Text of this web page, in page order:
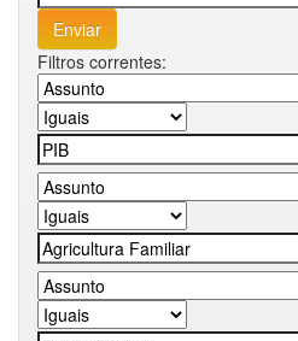
Filtros correntes: